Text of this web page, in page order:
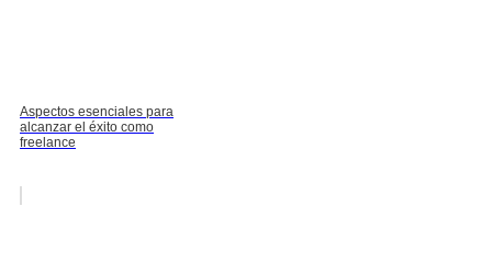
Aspectos esenciales para
alcanzar el éxito como
freelance